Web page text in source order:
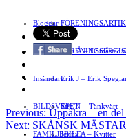
Bloggar
Gert Å – I
Erik J – Erik
Stig N – Tänkvärt
Jenny A – Kvitter
Annonsera
Insändare
BILDSVEPET
FAMILJEBILD
Previous:Uppåkra – en del
Next: SKÅNSK